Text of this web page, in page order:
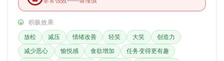
积极效果
放松 减压 情绪改善 轻笑 大笑
创造力
减少恶心
愉悦感 食欲增加
任务变得更有趣